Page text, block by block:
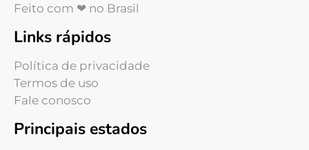
Feito com ❤ no Brasil
Links rápidos
Política de privacidade
Termos de uso
Fale conosco
Principais estados